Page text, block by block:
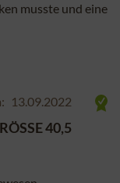
musste und eine
13.09.2022
40,5 AN